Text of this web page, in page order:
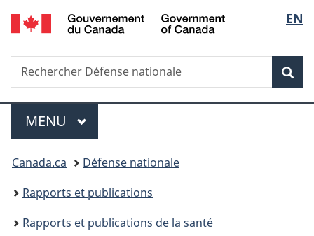
Passer
au
principal
Passer
à
Au
du
Passer
à
version
simplifiée
de
la
EN
Recherche
Rechercher
Défense
Menu
MENU PRINCIPAL
Vous
êtes
ici :
Canada.ca
Défense nationale
Rapports et publications
Rapports et publications de la santé